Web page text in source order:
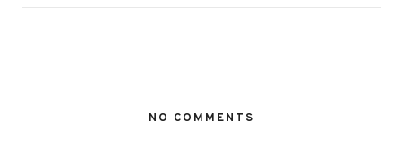
NO COMMENTS